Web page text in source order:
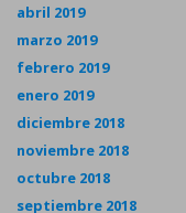
abril 2019
marzo 2019
febrero 2019
enero 2019
diciembre 2018
noviembre 2018
octubre 2018
septiembre 2018